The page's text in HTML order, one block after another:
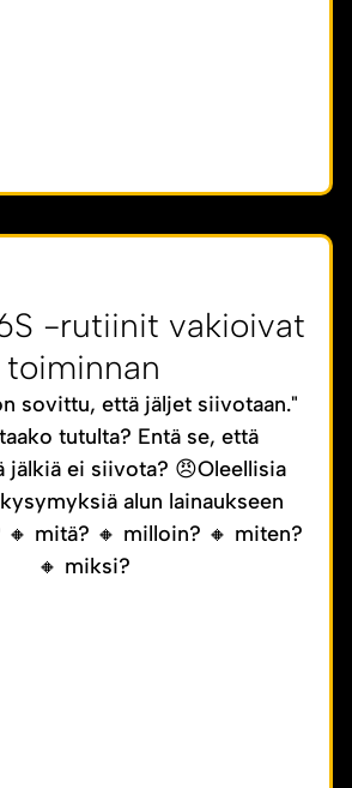
-rutiinit vakioivat
toiminnan
sovittu, että jäljet siivotaan."
tutulta? Entä se, että
jälkiä ei siivota? 😠Oleellisia
alun lainaukseen
🔸 mitä? 🔸 milloin? 🔸 miten?
🔸 miksi?